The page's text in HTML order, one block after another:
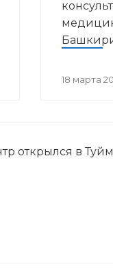
18 марта
открылся в